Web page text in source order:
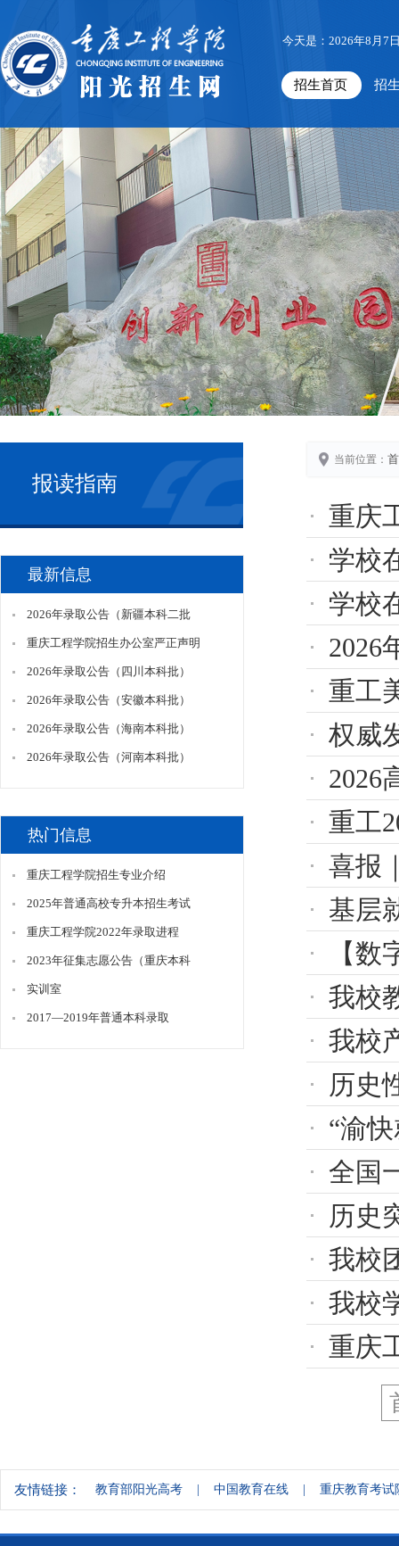
今天是：2026年8月7
招生首页 招
报读指南
最新信息
2026年录取公告（新疆本科二批
重庆工程学院招生办公室严正声明
2026年录取公告（四川本科批）
2026年录取公告（安徽本科批）
2026年录取公告（海南本科批）
2026年录取公告（河南本科批）
热门信息
重庆工程学院招生专业介绍
2025年普通高校专升本招生考试
重庆工程学院2022年录取进程
2023年征集志愿公告（重庆本科
实训室
2017—2019年普通本科录取
当前位置：
重庆
学校
学校
2026
重工
权威
2026
重工
喜报｜
基层
【数
我校
我校
历史
“渝快就
全国
历史突
我校团
我校学
重庆
友情链接： 教育部阳光高考 中国教育在线 重庆教育考试